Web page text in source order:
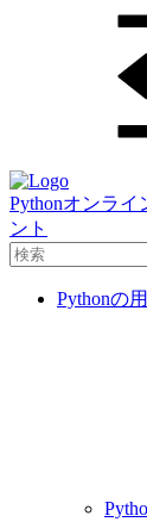
Pythonオンラ
ント
Pythonの